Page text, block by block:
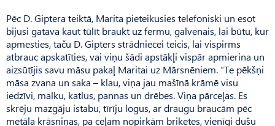
Pēc D. Giptera teiktā, Marita pieteikusies telefoniski un esot
bijusi gatava kaut tūlīt braukt uz fermu, galvenais, lai būtu, kur
apmesties, taču D. Gipters strādniecei teicis, lai vispirms
atbrauc apskatīties, vai viņu šādi apstākļi vispār apmierina un
aizsūtījis savu māsu pakaļ Maritai uz Mārsnēniem. “Te pēkšņi
māsa zvana un saka – klau, viņa jau mašīnā krāmē visu
iedzīvi, malku, katlus, pannas un drēbes. Viņa pārceļas. Es
skrēju mazgāju istabu, tīrīju logus, ar draugu braucām pēc
metāla krāsniņas, pa ceļam nopirkām briketes, vienīgi dušu